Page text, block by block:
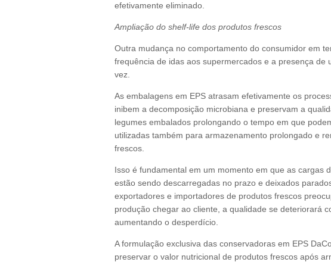
efetivamente eliminado.
Ampliação do shelf-life dos produtos frescos
Outra mudança no comportamento do consumidor em
frequência de idas aos supermercados e a presença de
vez.
As embalagens em EPS atrasam efetivamente os
inibem a decomposição microbiana e preservam a
legumes embalados prolongando o tempo em que
utilizadas também para armazenamento prolongado e
frescos.
Isso é fundamental em um momento em que as cargas
estão sendo descarregadas no prazo e deixados
exportadores e importadores de produtos frescos
produção chegar ao cliente, a qualidade se deteriorará
aumentando o desperdício.
A formulação exclusiva das conservadoras em EPS
preservar o valor nutricional de produtos frescos após